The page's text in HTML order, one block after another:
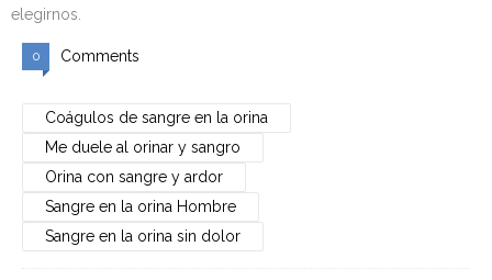
elegirnos.
0 Comments
Coágulos de sangre en la orina
Me duele al orinar y sangro
Orina con sangre y ardor
Sangre en la orina Hombre
Sangre en la orina sin dolor